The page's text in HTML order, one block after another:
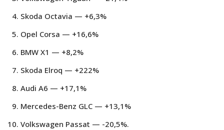
Skoda Octavia — +6,3%
Opel Corsa — +16,6%
BMW X1 — +8,2%
Skoda Elroq — +222%
Audi A6 — +17,1%
Mercedes-Benz GLC — +13,1%
Volkswagen Passat — -20,5%.